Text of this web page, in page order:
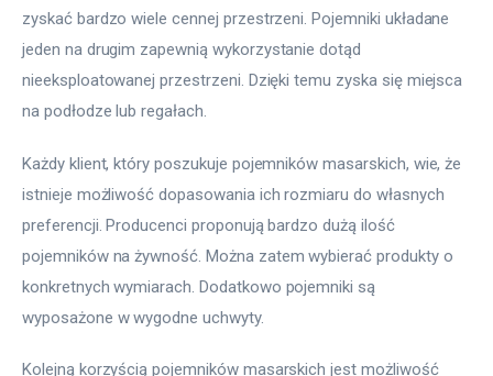
zyskać bardzo wiele cennej przestrzeni. Pojemniki układane
jeden na drugim zapewnią wykorzystanie dotąd
nieeksploatowanej przestrzeni. Dzięki temu zyska się miejsca
na podłodze lub regałach.
Każdy klient, który poszukuje pojemników masarskich, wie, że
istnieje możliwość dopasowania ich rozmiaru do własnych
preferencji. Producenci proponują bardzo dużą ilość
pojemników na żywność. Można zatem wybierać produkty o
konkretnych wymiarach. Dodatkowo pojemniki są
wyposażone w wygodne uchwyty.
Kolejną korzyścią pojemników masarskich jest możliwość